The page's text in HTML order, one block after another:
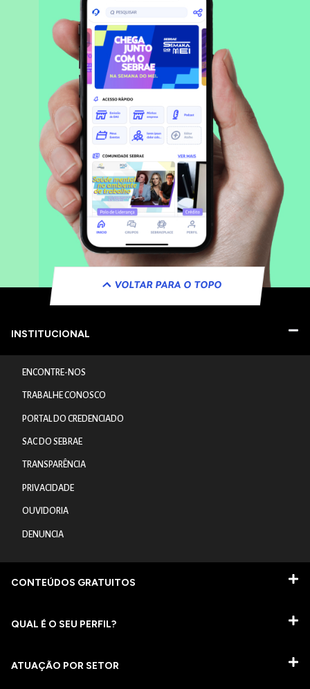
VOLTAR PARA O TOPO
INSTITUCIONAL
ENCONTRE-NOS
TRABALHE CONOSCO
PORTAL DO CREDENCIADO
SAC DO SEBRAE
TRANSPARÊNCIA
PRIVACIDADE
OUVIDORIA
DENUNCIA
CONTEÚDOS GRATUITOS
QUAL É O SEU PERFIL?
ATUAÇÃO POR SETOR